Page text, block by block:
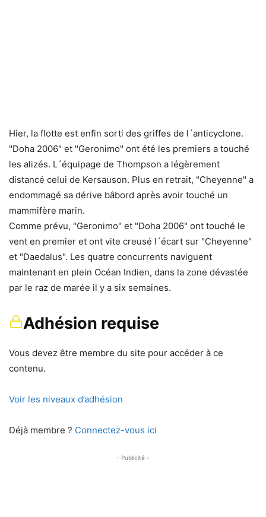
Hier, la flotte est enfin sorti des griffes de l´anticyclone.
"Doha 2006" et "Geronimo" ont été les premiers a touché
les alizés. L´équipage de Thompson a légèrement
distancé celui de Kersauson. Plus en retrait, "Cheyenne" a
endommagé sa dérive bâbord après avoir touché un
mammifère marin.
Comme prévu, "Geronimo" et "Doha 2006" ont touché le
vent en premier et ont vite creusé l´écart sur "Cheyenne"
et "Daedalus". Les quatre concurrents naviguent
maintenant en plein Océan Indien, dans la zone dévastée
par le raz de marée il y a six semaines.
Adhésion requise
Vous devez être membre du site pour accéder à ce
contenu.
Voir les niveaux d’adhésion
Déjà membre ? Connectez-vous ici
- Publicité -